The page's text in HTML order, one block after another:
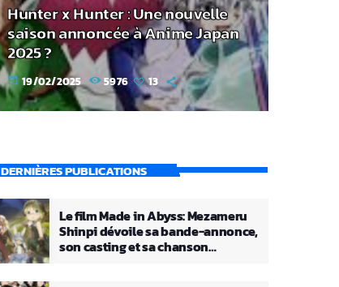
Hunter x Hunter : Une nouvelle
saison annoncée à Anime Japan
2025 ?
today 19/02/2025 5976 13
DERNIÈRES PUBLICATIONS
Le film Made in Abyss: Mezameru
Shinpi dévoile sa bande-annonce,
son casting et sa chanson